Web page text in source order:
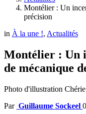
Montélier : Un
précision
in À la une !, Actualités
Montélier : Un
de mécanique
Photo d'illustration
Par Guillaume Sockeel